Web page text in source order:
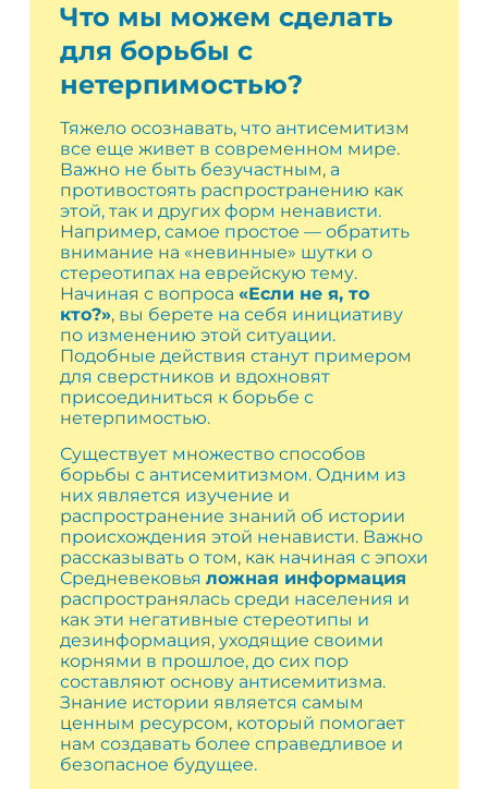
Что мы можем сделать
для борьбы с
нетерпимостью?
Тяжело осознавать, что антисемитизм
все еще живет в современном мире.
Важно не быть безучастным, а
противостоять распространению как
этой, так и других форм ненависти.
Например, самое простое — обратить
внимание на «невинные» шутки о
стереотипах на еврейскую тему.
Начиная с вопроса «Если не я, то
кто?», вы берете на себя инициативу
по изменению этой ситуации.
Подобные действия станут примером
для сверстников и вдохновят
присоединиться к борьбе с
нетерпимостью.
Существует множество способов
борьбы с антисемитизмом. Одним из
них является изучение и
распространение знаний об истории
происхождения этой ненависти. Важно
рассказывать о том, как начиная с эпохи
Средневековья ложная информация
распространялась среди населения и
как эти негативные стереотипы и
дезинформация, уходящие своими
корнями в прошлое, до сих пор
составляют основу антисемитизма.
Знание истории является самым
ценным ресурсом, который помогает
нам создавать более справедливое и
безопасное будущее.